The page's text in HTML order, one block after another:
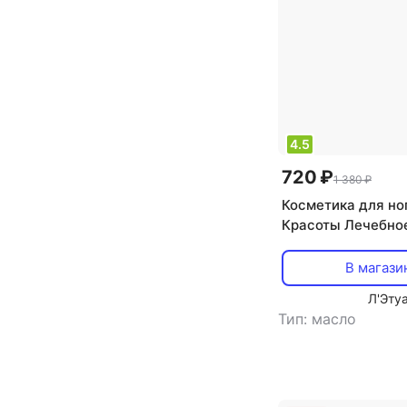
4.5
720 ₽1 380 ₽
Косметика для
Красоты
для кутикулы в
В
Тип: масло